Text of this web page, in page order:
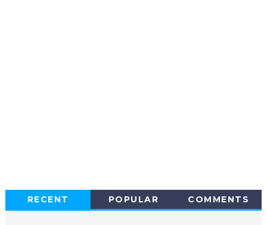
RECENT POPULAR COMMENTS